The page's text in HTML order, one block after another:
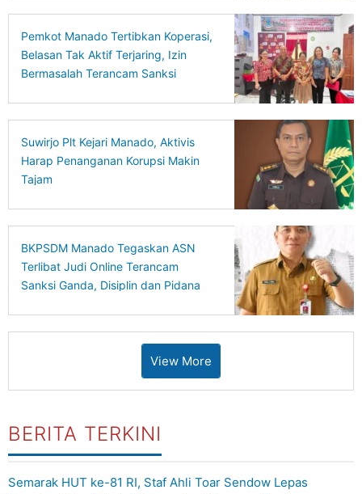
Pemkot Manado Tertibkan Koperasi,
Belasan Tak Aktif Terjaring, Izin
Bermasalah Terancam Sanksi
Suwirjo Plt Kejari Manado, Aktivis
Harap Penanganan Korupsi Makin
Tajam
BKPSDM Manado Tegaskan ASN
Terlibat Judi Online Terancam
Sanksi Ganda, Disiplin dan Pidana
View More
BERITA TERKINI
Semarak HUT ke-81 RI, Staf Ahli Toar Sendow Lepas